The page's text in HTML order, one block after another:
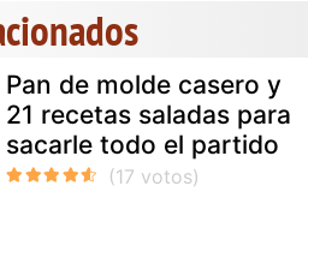
Pan de molde casero y
21 recetas saladas para
sacarle todo el partido